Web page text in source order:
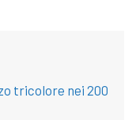
tricolore nei 200